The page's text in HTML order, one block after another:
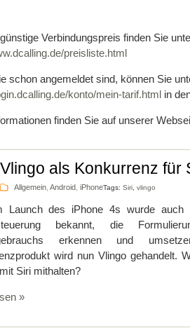
Verbindungspreis finden Sie
preisliste.html
schon angemeldet sind, können Sie
konto/mein-tarif.html in
finden Sie auf unserer
Vlingo als Konkurrenz für
Tags: Siri, vlingo
Allgemein Android iPhone
Launch des iPhone 4s wurde auch
bekannt, die
erkennen und
wird nun Vlingo gehandelt.
Siri mithalten?
»